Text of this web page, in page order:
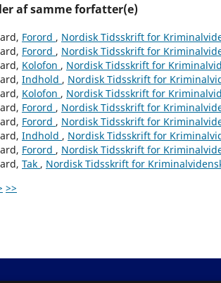
af samme forfatter(e)
Forord , Nordisk Tidsskrift for
Forord , Nordisk Tidsskrift for
Kolofon , Nordisk Tidsskrift for
Indhold , Nordisk Tidsskrift for
Kolofon , Nordisk Tidsskrift for
Forord , Nordisk Tidsskrift for
Forord , Nordisk Tidsskrift for
Indhold , Nordisk Tidsskrift for
Forord , Nordisk Tidsskrift for
Tak , Nordisk Tidsskrift for
>>